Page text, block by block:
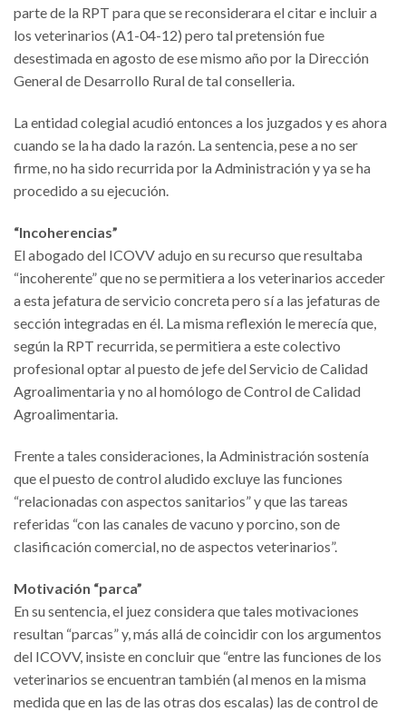
parte de la RPT para que se reconsiderara el citar e incluir a
los veterinarios (A1-04-12) pero tal pretensión fue
desestimada en agosto de ese mismo año por la Dirección
General de Desarrollo Rural de tal conselleria.
La entidad colegial acudió entonces a los juzgados y es ahora
cuando se la ha dado la razón. La sentencia, pese a no ser
firme, no ha sido recurrida por la Administración y ya se ha
procedido a su ejecución.
“Incoherencias”
El abogado del ICOVV adujo en su recurso que resultaba
“incoherente” que no se permitiera a los veterinarios acceder
a esta jefatura de servicio concreta pero sí a las jefaturas de
sección integradas en él. La misma reflexión le merecía que,
según la RPT recurrida, se permitiera a este colectivo
profesional optar al puesto de jefe del Servicio de Calidad
Agroalimentaria y no al homólogo de Control de Calidad
Agroalimentaria.
Frente a tales consideraciones, la Administración sostenía
que el puesto de control aludido excluye las funciones
“relacionadas con aspectos sanitarios” y que las tareas
referidas “con las canales de vacuno y porcino, son de
clasificación comercial, no de aspectos veterinarios”.
Motivación “parca”
En su sentencia, el juez considera que tales motivaciones
resultan “parcas” y, más allá de coincidir con los argumentos
del ICOVV, insiste en concluir que “entre las funciones de los
veterinarios se encuentran también (al menos en la misma
medida que en las de las otras dos escalas) las de control de